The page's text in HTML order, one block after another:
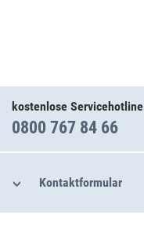
kostenlose Servicehotline
0800 767 84 66
Kontaktformular